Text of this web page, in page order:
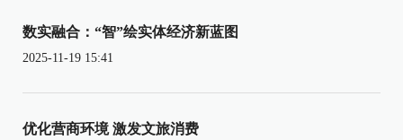
数实融合：“智”绘实体经济新蓝图
2025-11-19 15:41
优化营商环境 激发文旅消费